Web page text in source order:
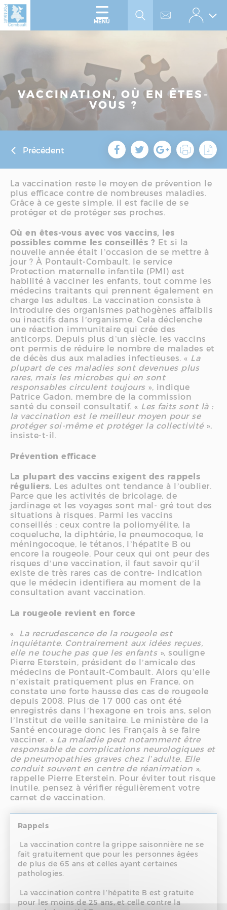
au
menu
Accéder
contenu
MENU
VACCINATION, OÙ EN ÊTES-
VOUS ?
Précédent
La vaccination reste le moyen de prévention le
plus efficace contre de nombreuses maladies.
Grâce à ce geste simple, il est facile de se
protéger et de protéger ses proches.
Où en êtes-vous avec vos vaccins, les
possibles comme les conseillés ? Et si la
nouvelle année était l’occasion de se mettre à
jour ? À Pontault-Combault, le service
Protection maternelle infantile (PMI) est
habilité à vacciner les enfants, tout comme les
médecins traitants qui prennent également en
charge les adultes. La vaccination consiste à
introduire des organismes pathogènes affaiblis
ou inactifs dans l’organisme. Cela déclenche
une réaction immunitaire qui crée des
anticorps. Depuis plus d’un siècle, les vaccins
ont permis de réduire le nombre de malades et
de décès dus aux maladies infectieuses. « La
plupart de ces maladies sont devenues plus
rares, mais les microbes qui en sont
responsables circulent toujours», indique
Patrice Gadon, membre de la commission
santé du conseil consultatif. « Les faits sont là :
la vaccination est le meilleur moyen pour se
protéger soi-même et protéger la collectivité»,
insiste-t-il.
Prévention efficace
La plupart des vaccins exigent des rappels
réguliers. Les adultes ont tendance à l’oublier.
Parce que les activités de bricolage, de
jardinage et les voyages sont mal- gré tout des
situations à risques. Parmi les vaccins
conseillés : ceux contre la poliomyélite, la
coqueluche, la diphtérie, le pneumocoque, le
méningocoque, le tétanos, l’hépatite B ou
encore la rougeole. Pour ceux qui ont peur des
risques d’une vaccination, il faut savoir qu’il
existe de très rares cas de contre- indication
que le médecin identifiera au moment de la
consultation avant vaccination.
La rougeole revient en force
«
La recrudescence de la rougeole est
inquiétante. Contrairement aux idées reçues,
elle ne touche pas que les enfants», souligne
Pierre Eterstein, président de l’amicale des
médecins de Pontault-Combault. Alors qu’elle
n’existait pratiquement plus en France, on
constate une forte hausse des cas de rougeole
depuis 2008. Plus de 17 000 cas ont été
enregistrés dans l’hexagone en trois ans, selon
l’Institut de veille sanitaire. Le ministère de la
Santé encourage donc les Français à se faire
vacciner. « La maladie peut notamment être
responsable de complications neurologiques et
de pneumopathies graves chez l’adulte. Elle
conduit souvent en centre de réanimation »,
rappelle Pierre Eterstein. Pour éviter tout risque
inutile, pensez à vérifier régulièrement votre
carnet de vaccination.
Rappels
La vaccination contre la grippe saisonnière ne se
fait gratuitement que pour les personnes âgées
de plus de 65 ans et celles ayant certaines
pathologies.
La vaccination contre l’hépatite B est gratuite
pour les moins de 25 ans, et celle contre la
Panneau de gestion des cookies